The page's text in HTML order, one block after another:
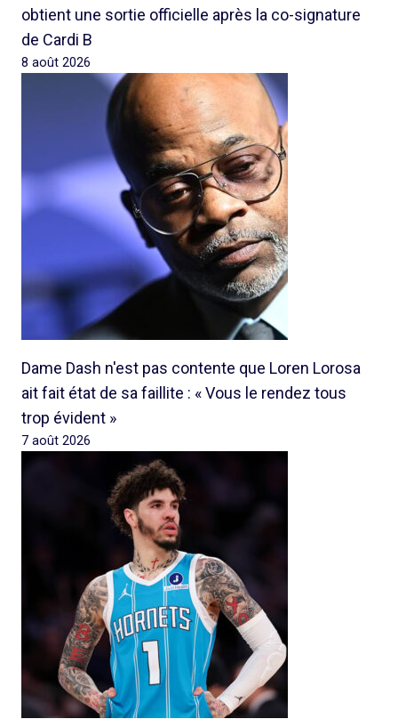
obtient une sortie officielle après la co-signature
de Cardi B
8 août 2026
Dame Dash n'est pas contente que Loren Lorosa
ait fait état de sa faillite : « Vous le rendez tous
trop évident »
7 août 2026